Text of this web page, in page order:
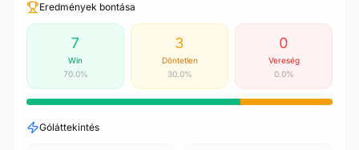
Eredmények bontása
7
Win
70.0%
3
Döntetlen
30.0%
0
Vereség
0.0%
Góláttekintés